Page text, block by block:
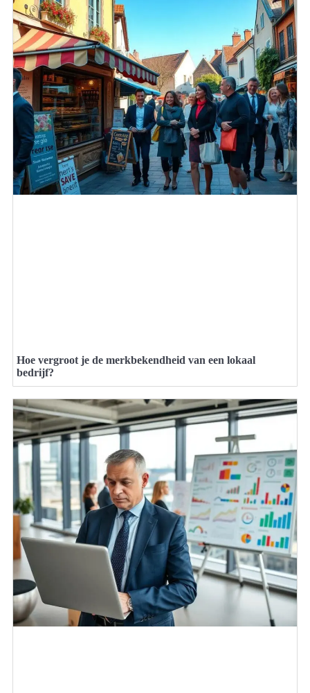
Hoe vergroot je de merkbekendheid van een lokaal
bedrijf?